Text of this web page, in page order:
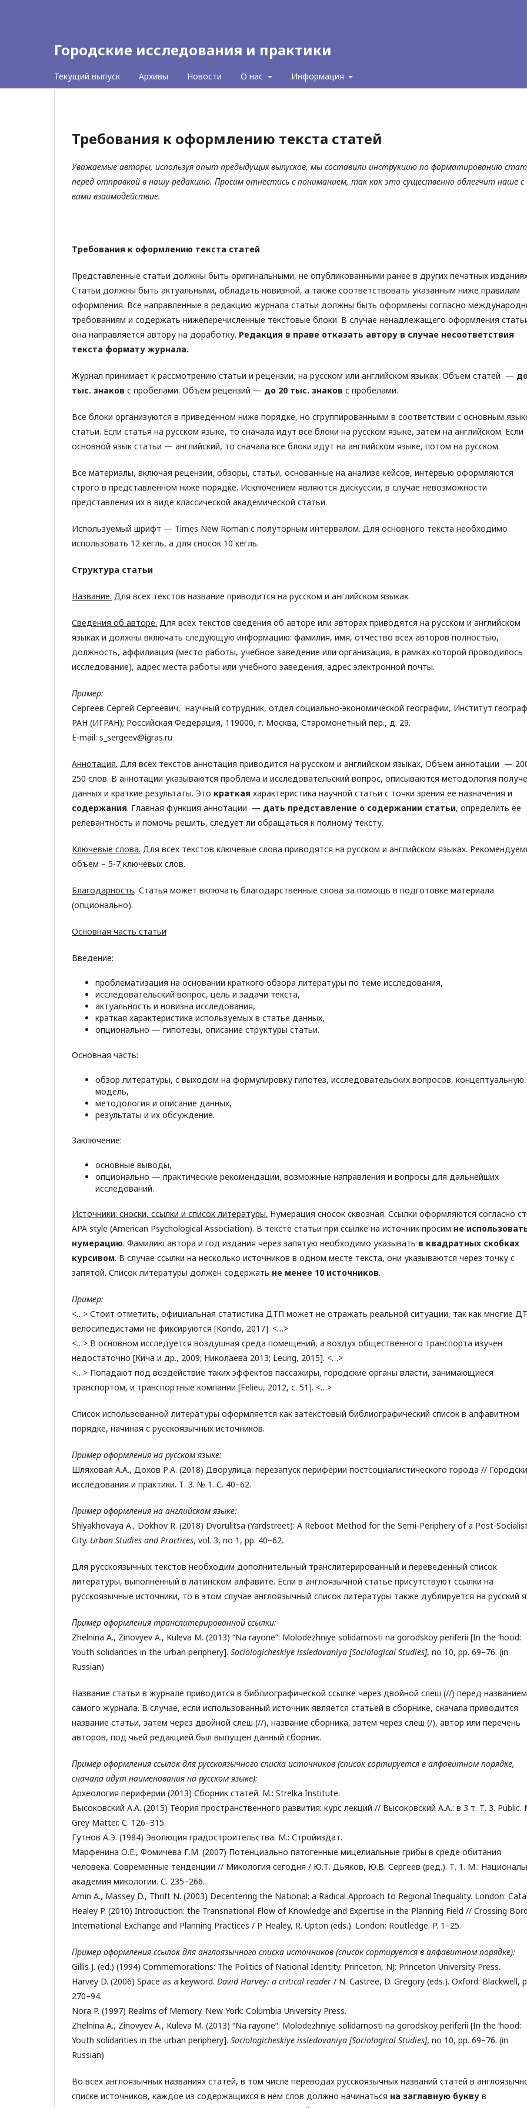
Городские исследования и практики
Текущий выпуск Архивы Новости О нас Информация
Требования к оформлению текста статей
Уважаемые авторы, используя опыт предыдущих выпусков, мы составили инструкцию по форматированию
перед отправкой в нашу редакцию. Просим отнестись с пониманием, так как это существенно облегчит наше с
вами взаимодействие.
Требования к оформлению текста статей
Представленные статьи должны быть оригинальными, не опубликованными ранее в других печатных
Статьи должны быть актуальными, обладать новизной, а также соответствовать указанным ниже правилам
оформления. Все направленные в редакцию журнала статьи должны быть оформлены согласно
требованиям и содержать нижеперечисленные текстовые блоки. В случае ненадлежащего оформления
она направляется автору на доработку. Редакция в праве отказать автору в случае несоответствия
текста формату журнала.
Журнал принимает к рассмотрению статьи и рецензии, на русском или английском языках. Объем статей —
тыс. знаков с пробелами. Объем рецензий — до 20 тыс. знаков с пробелами.
Все блоки организуются в приведенном ниже порядке, но сгруппированными в соответствии с основным
статьи. Если статья на русском языке, то сначала идут все блоки на русском языке, затем на английском. Если
основной язык статьи — английский, то сначала все блоки идут на английском языке, потом на русском.
Все материалы, включая рецензии, обзоры, статьи, основанные на анализе кейсов, интервью оформляются
строго в представленном ниже порядке. Исключением являются дискуссии, в случае невозможности
представления их в виде классической академической статьи.
Используемый шрифт — Times New Roman с полуторным интервалом. Для основного текста необходимо
использовать 12 кегль, а для сносок 10 кегль.
Структура статьи
Название. Для всех текстов название приводится на русском и английском языках.
Сведения об авторе. Для всех текстов сведения об авторе или авторах приводятся на русском и английском
языках и должны включать следующую информацию: фамилия, имя, отчество всех авторов полностью,
должность, аффилиация (место работы, учебное заведение или организация, в рамках которой проводилось
исследование), адрес места работы или учебного заведения, адрес электронной почты.
Пример:
Сергеев Сергей Сергеевич, научный сотрудник, отдел социально-экономической географии, Институт
РАН (ИГРАН); Российская Федерация, 119000, г. Москва, Старомонетный пер., д. 29.
E-mail: s_sergeev@igras.ru
Аннотация. Для всех текстов аннотация приводится на русском и английском языках, Объем аннотации —
250 слов. В аннотации указываются проблема и исследовательский вопрос, описываются методология
данных и краткие результаты. Это краткая характеристика научной статьи с точки зрения ее назначения и
содержания. Главная функция аннотации — дать представление о содержании статьи, определить ее
релевантность и помочь решить, следует ли обращаться к полному тексту.
Ключевые слова. Для всех текстов ключевые слова приводятся на русском и английском языках.
объем – 5-7 ключевых слов.
Благодарность. Статья может включать благодарственные слова за помощь в подготовке материала
(опционально).
Основная часть статьи
Введение:
проблематизация на основании краткого обзора литературы по теме исследования,
исследовательский вопрос, цель и задачи текста,
актуальность и новизна исследования,
краткая характеристика используемых в статье данных,
опционально — гипотезы, описание структуры статьи.
Основная часть:
обзор литературы, с выходом на формулировку гипотез, исследовательских вопросов, концептуальную
модель,
методология и описание данных,
результаты и их обсуждение.
Заключение:
основные выводы,
опционально — практические рекомендации, возможные направления и вопросы для дальнейших
исследований.
Источники: сноски, ссылки и список литературы. Нумерация сносок сквозная. Ссылки оформляются согласно
APA style (American Psychological Association). В тексте статьи при ссылке на источник просим не
нумерацию. Фамилию автора и год издания через запятую необходимо указывать в квадратных скобках
курсивом. В случае ссылки на несколько источников в одном месте текста, они указываются через точку с
запятой. Список литературы должен содержать не менее 10 источников.
Пример:
<…> Стоит отметить, официальная статистика ДТП может не отражать реальной ситуации, так как многие
велосипедистами не фиксируются [Kondo, 2017]. <…>
<…> В основном исследуется воздушная среда помещений, а воздух общественного транспорта изучен
недостаточно [Кича и др., 2009; Николаева 2013; Leung, 2015]. <…>
<…> Попадают под воздействие таких эффектов пассажиры, городские органы власти, занимающиеся
транспортом, и транспортные компании [Felieu, 2012, с. 51]. <…>
Список использованной литературы оформляется как затекстовый библиографический список в алфавитном
порядке, начиная с русскоязычных источников.
Пример оформления на русском языке:
Шляховая А.А., Дохов Р.А. (2018) Дворулица: перезапуск периферии постсоциалистического города //
исследования и практики. Т. 3. № 1. С. 40–62.
Пример оформления на английском языке:
Shlyakhovaya A., Dokhov R. (2018) Dvorulitsa (Yardstreet): A Reboot Method for the Semi-Periphery of a Post-
City. Urban Studies and Practices, vol. 3, no 1, pp. 40–62.
Для русскоязычных текстов необходим дополнительный транслитерированный и переведенный список
литературы, выполненный в латинском алфавите. Если в англоязычной статье присутствуют ссылки на
русскоязычные источники, то в этом случае англоязычный список литературы также дублируется на русский
Пример оформления транслитерированной ссылки:
Zhelnina A., Zinovyev A., Kuleva M. (2013) “Na rayone”: Molodezhniye solidarnosti na gorodskoy periferii [In the ‘hood:
Youth solidarities in the urban periphery]. Sociologicheskiye issledovaniya [Sociological Studies], no 10, pp. 69–76. (in
Russian)
Название статьи в журнале приводится в библиографической ссылке через двойной слеш (//) перед названием
самого журнала. В случае, если использованный источник является статьей в сборнике, сначала приводится
название статьи, затем через двойной слеш (//), название сборника, затем через слеш (/), автор или перечень
авторов, под чьей редакцией был выпущен данный сборник.
Пример оформления ссылок для русскоязычного списка источников (список сортируется в алфавитном порядке,
сначала идут наименования на русском языке):
Археология периферии (2013) Сборник статей. М.: Strelka Institute.
Высоковский А.А. (2015) Теория пространственного развития: курс лекций // Высоковский А.А.: в 3 т. Т. 3. Public.
Grey Matter. С. 126–315.
Гутнов А.Э. (1984) Эволюция градостроительства. М.: Стройиздат.
Марфенина О.Е., Фомичева Г.М. (2007) Потенциально патогенные мицелиальные грибы в среде обитания
человека. Современные тенденции // Микология сегодня / Ю.Т. Дьяков, Ю.В. Сергеев (ред.). Т. 1. М.:
академия микологии. С. 235–266.
Amin A., Massey D., Thrift N. (2003) Decentering the National: a Radical Approach to Regional Inequality. London:
Healey P. (2010) Introduction: the Transnational Flow of Knowledge and Expertise in the Planning Field // Crossing
International Exchange and Planning Practices / P. Healey, R. Upton (eds.). London: Routledge. P. 1–25.
Пример оформления ссылок для англоязычного списка источников (список сортируется в алфавитном порядке):
Gillis J. (ed.) (1994) Commemorations: The Politics of National Identity. Princeton, NJ: Princeton University Press.
Harvey D. (2006) Space as a keyword. David Harvey: a critical reader / N. Castree, D. Gregory (eds.). Oxford: Blackwell,
270–94.
Nora P. (1997) Realms of Memory. New York: Columbia University Press.
Zhelnina A., Zinovyev A., Kuleva M. (2013) “Na rayone”: Molodezhniye solidarnosti na gorodskoy periferii [In the ‘hood:
Youth solidarities in the urban periphery]. Sociologicheskiye issledovaniya [Sociological Studies], no 10, pp. 69–76. (in
Russian)
Во всех англоязычных названиях статей, в том числе переводах русскоязычных названий статей в
списке источников, каждое из содержащихся в нем слов должно начинаться на заглавную букву в